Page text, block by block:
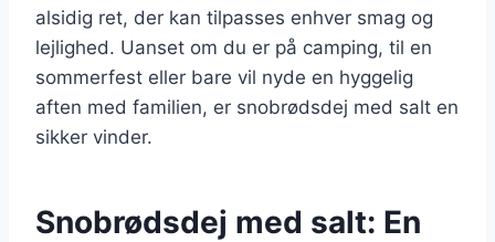
alsidig ret, der kan tilpasses enhver smag og
lejlighed. Uanset om du er på camping, til en
sommerfest eller bare vil nyde en hyggelig
aften med familien, er snobrødsdej med salt en
sikker vinder.
Snobrødsdej med salt: En